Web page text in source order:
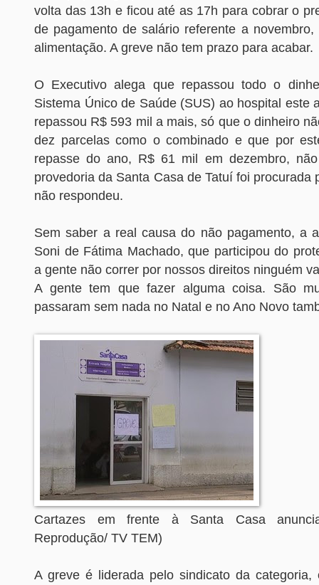
volta das 13h e ficou até as 17h para cobrar o
de pagamento de salário referente a novembro,
alimentação. A greve não tem prazo para acabar.
O Executivo alega que repassou todo o
Sistema Único de Saúde (SUS) ao hospital este
repassou R$ 593 mil a mais, só que o dinheiro
dez parcelas como o combinado e que por
repasse do ano, R$ 61 mil em dezembro,
provedoria da Santa Casa de Tatuí foi procurada
não respondeu.
Sem saber a real causa do não pagamento, a
Soni de Fátima Machado, que participou do
a gente não correr por nossos direitos ninguém
A gente tem que fazer alguma coisa. São
passaram sem nada no Natal e no Ano Novo
Cartazes em frente à Santa Casa
Reprodução/ TV TEM)
A greve é liderada pelo sindicato da categoria,